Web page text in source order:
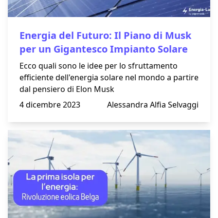
Energia del Futuro: Il Piano di Musk
per un Gigantesco Impianto Solare
Ecco quali sono le idee per lo sfruttamento
efficiente dell'energia solare nel mondo a partire
dal pensiero di Elon Musk
4 dicembre 2023
Alessandra Alfia Selvaggi